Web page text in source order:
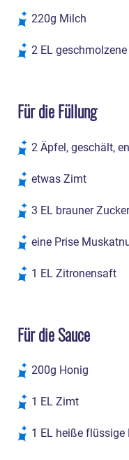
220g Milch
2 EL
Für die Füllung
2 Äpfel, geschält,
etwas Zimt
3 EL brauner
eine Prise
1 EL Zitronensaft
Für die Sauce
200g Honig
1 EL Zimt
1 EL heiße flüssige